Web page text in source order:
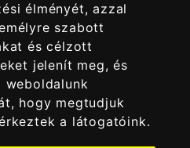
élményét, azzal
szabott
és célzott
jelenít meg, és
weboldalunk
hogy megtudjuk
a látogatóink.
Hajszálelőkére - Nagy (L)